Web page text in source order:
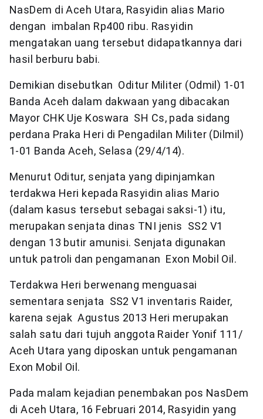
NasDem di Aceh Utara, Rasyidin alias Mario
dengan imbalan Rp400 ribu. Rasyidin
mengatakan uang tersebut didapatkannya dari
hasil berburu babi.
Demikian disebutkan Oditur Militer (Odmil) 1-01
Banda Aceh dalam dakwaan yang dibacakan
Mayor CHK Uje Koswara SH Cs, pada sidang
perdana Praka Heri di Pengadilan Militer (Dilmil)
1-01 Banda Aceh, Selasa (29/4/14).
Menurut Oditur, senjata yang dipinjamkan
terdakwa Heri kepada Rasyidin alias Mario
(dalam kasus tersebut sebagai saksi-1) itu,
merupakan senjata dinas TNI jenis SS2 V1
dengan 13 butir amunisi. Senjata digunakan
untuk patroli dan pengamanan Exon Mobil Oil.
Terdakwa Heri berwenang menguasai
sementara senjata SS2 V1 inventaris Raider,
karena sejak Agustus 2013 Heri merupakan
salah satu dari tujuh anggota Raider Yonif 111/
Aceh Utara yang diposkan untuk pengamanan
Exon Mobil Oil.
Pada malam kejadian penembakan pos NasDem
di Aceh Utara, 16 Februari 2014, Rasyidin yang